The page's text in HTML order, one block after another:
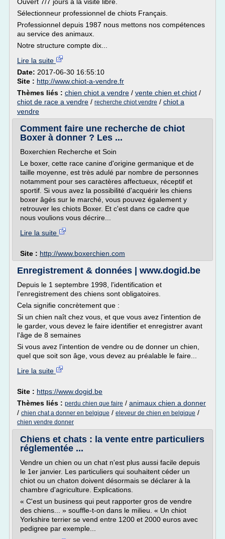
Sélectionneur professionnel de chiots Français.
Professionnel depuis 1987 nous mettons nos compétences
au service des animaux.
Notre structure compte dix...
Lire la suite
Date: 2017-06-30 16:55:10
Site : http://www.chiot-a-vendre.fr
Thèmes liés : chien chiot a vendre / vente chien et chiot /
chiot de race a vendre / recherche chiot vendre / chiot a
vendre
Comment faire une recherche de chiot
Boxer à donner ? Les ...
Boxerchien Recherche et Soin
Le boxer, cette race canine d'origine germanique et de
taille moyenne, est très adulé par nombre de personnes
notamment pour ses caractères affectueux, réceptif et
sportif. Si vous avez la possibilité d'acquérir les chiens
boxer âgés sur le marché, vous pouvez également y
retrouver les chiots Boxer. Et c'est dans ce cadre que
nous voulions vous décrire...
Lire la suite
Site : http://www.boxerchien.com
Enregistrement & données | www.dogid.be
Depuis le 1 septembre 1998, l'identification et
l'enregistrement des chiens sont obligatoires.
Cela signifie concrètement que :
Si un chien naît chez vous, et que vous avez l'intention de
le garder, vous devez le faire identifier et enregistrer avant
l'âge de 8 semaines
Si vous avez l'intention de vendre ou de donner un chien,
quel que soit son âge, vous devez au préalable le faire...
Lire la suite
Site : https://www.dogid.be
Thèmes liés : perdu chien que faire / animaux chien a donner
/ chien chat a donner en belgique / eleveur de chien en belgique /
chien vendre donner
Chiens et chats : la vente entre particuliers
réglementée ...
Vendre un chien ou un chat n'est plus aussi facile depuis
le 1er janvier. Les particuliers qui souhaitent céder un
chiot ou un chaton doivent désormais se déclarer à la
chambre d'agriculture. Explications.
« C'est un business qui peut rapporter gros de vendre
des chiens... » souffle-t-on dans le milieu. « Un chiot
Yorkshire terrier se vend entre 1200 et 2000 euros avec
pedigree par exemple...